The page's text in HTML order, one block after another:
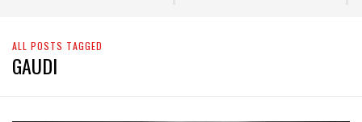
ALL POSTS TAGGED
GAUDI